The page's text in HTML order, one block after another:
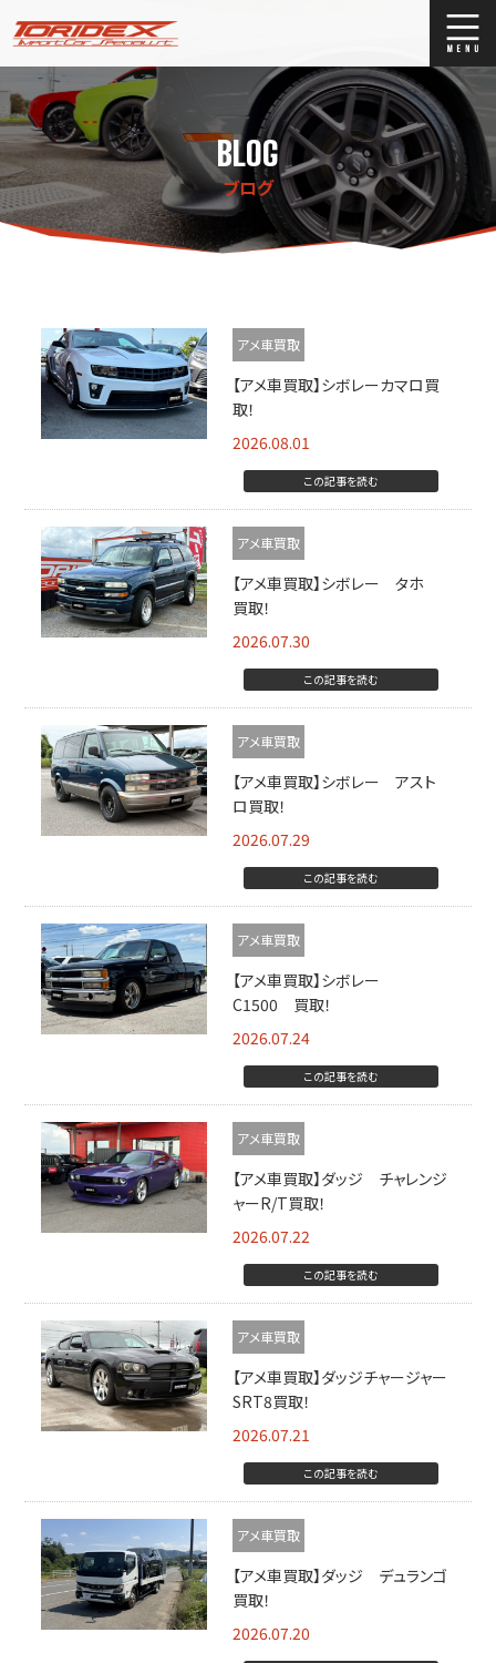
ブログ
Stock list
ストックリスト
買取
BLOG
ブログ
アメ車買取
【アメ車買取】シボレーカマロ買
取！
2026.08.01
この記事を読む
アメ車買取
【アメ車買取】シボレー タホ
買取！
2026.07.30
この記事を読む
アメ車買取
【アメ車買取】シボレー アスト
ロ買取！
2026.07.29
この記事を読む
アメ車買取
【アメ車買取】シボレー
C1500 買取！
2026.07.24
この記事を読む
アメ車買取
【アメ車買取】ダッジ チャレンジ
ャーR/T買取！
2026.07.22
この記事を読む
アメ車買取
【アメ車買取】ダッジチャージャー
SRT8買取！
2026.07.21
この記事を読む
アメ車買取
【アメ車買取】ダッジ デュランゴ
買取！
2026.07.20